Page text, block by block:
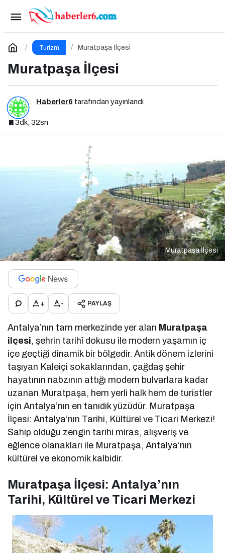
Turizm Muratpaşa İlçesi
Muratpaşa İlçesi
Haberler6 tarafından yayınlandı
3dk, 32sn
Muratpaşa İlçesi
+ - PAYLAŞ
Antalya’nın tam merkezinde yer alan Muratpaşa
ilçesi, şehrin tarihî dokusu ile modern yaşamın iç
içe geçtiği dinamik bir bölgedir. Antik dönem izlerini
taşıyan Kaleiçi sokaklarından, çağdaş şehir
hayatının nabzının attığı modern bulvarlara kadar
uzanan Muratpaşa, hem yerli halk hem de turistler
için Antalya’nın en tanıdık yüzüdür. Muratpaşa
İlçesi: Antalya’nın Tarihi, Kültürel ve Ticari Merkezi!
Sahip olduğu zengin tarihi miras, alışveriş ve
eğlence olanakları ile Muratpaşa, Antalya’nın
kültürel ve ekonomik kalbidir.
Muratpaşa İlçesi: Antalya’nın
Tarihi, Kültürel ve Ticari Merkezi
Tatilde Doğayı Koruyarak Keşfedin
Yorum Yap